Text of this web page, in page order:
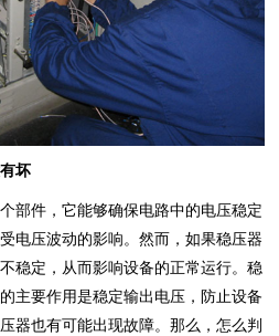
坏
部件，它能够确保电路中的电压稳定
电压波动的影响。然而，如果稳压器
稳定，从而影响设备的正常运行。稳
主要作用是稳定输出电压，防止设备
器也有可能出现故障。那么，怎么判